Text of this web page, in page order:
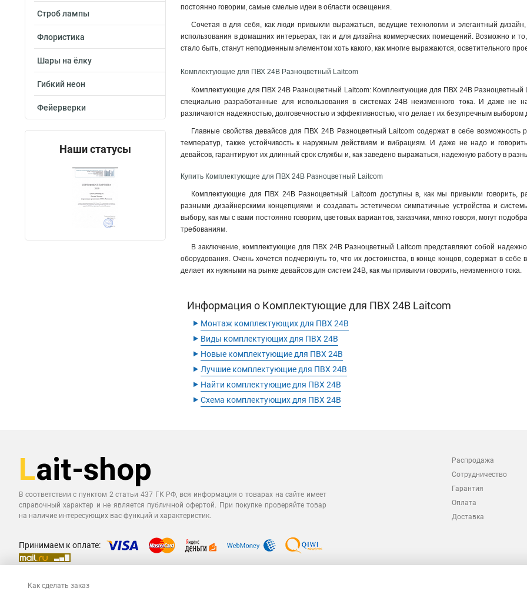
Строб лампы
Флористика
Шары на ёлку
Гибкий неон
Фейерверки
Наши статусы
постоянно говорим, самые смелые идеи в области освещения.
Сочетая в для себя, как люди привыкли выражаться, ведущие технологии и элегантный
использования в домашних интерьерах, так и для дизайна коммерческих помещений. Возможно и
стало быть, станут неподменным элементом хоть какого, как многие выражаются, осветительного
Комплектующие для ПВХ 24В Разноцветный Laitcom
Комплектующие для ПВХ 24В Разноцветный Laitcom: Комплектующие для ПВХ 24В Разноцветный
специально разработанные для использования в системах 24В неизменного тока. И даже не
различаются надежностью, долговечностью и эффективностью, что делает их безупречным
Главные свойства девайсов для ПВХ 24В Разноцветный Laitcom содержат в себе
температур, также устойчивость к наружным действиям и вибрациям. И даже не надо и
девайсов, гарантируют их длинный срок службы и, как заведено выражаться, надежную работу в
Купить Комплектующие для ПВХ 24В Разноцветный Laitcom
Комплектующие для ПВХ 24В Разноцветный Laitcom доступны в, как мы привыкли говорить,
разными дизайнерскими концепциями и создавать эстетически симпатичные устройства и
выбору, как мы с вами постоянно говорим, цветовых вариантов, заказчики, мягко говоря, могут
требованиям.
В заключение, комплектующие для ПВХ 24В Разноцветный Laitcom представляют собой
оборудования. Очень хочется подчеркнуть то, что их достоинства, в конце концов, содержат в
делает их нужными на рынке девайсов для систем 24В, как мы привыкли говорить, неизменного тока.
Информация о Комплектующие для ПВХ 24В Laitcom
‣ Монтаж комплектующих для ПВХ 24В
‣ Виды комплектующих для ПВХ 24В
‣ Новые комплектующие для ПВХ 24В
‣ Лучшие комплектующие для ПВХ 24В
‣ Найти комплектующие для ПВХ 24В
‣ Схема комплектующих для ПВХ 24В
В соответствии с пунктом 2 статьи 437 ГК РФ, вся информация о товарах на сайте имеет
справочный характер и не является публичной офертой. При покупке проверяйте товар
на наличие интересующих вас функций и характеристик.
Распродажа
Сотрудничество
Гарантия
Оплата
Доставка
Принимаем к оплате:
Как сделать заказ